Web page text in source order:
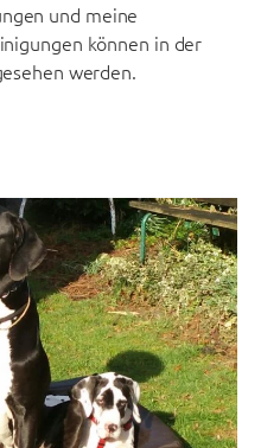
und meine
können in der
werden.